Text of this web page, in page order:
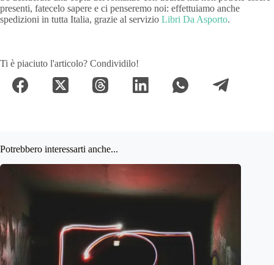
presenti, fatecelo sapere e ci penseremo noi: effettuiamo anche
spedizioni in tutta Italia, grazie al servizio Libri Da Asporto.
Ti è piaciuto l'articolo? Condividilo!
Potrebbero interessarti anche...